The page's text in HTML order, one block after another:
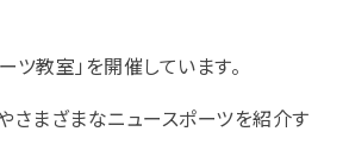
教室」を開催しています。
さまざまなニュースポーツを紹介す